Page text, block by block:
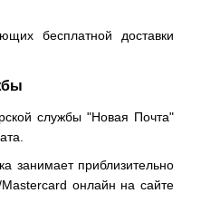
бесплатной доставки
службы "Новая Почта"
занимает приблизительно
онлайн на сайте